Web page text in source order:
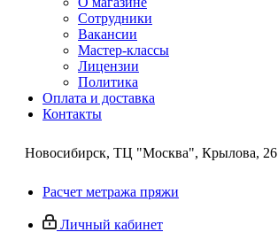
Сотрудники
Вакансии
Мастер-классы
Лицензии
Политика
Оплата и доставка
Контакты
Новосибирск, ТЦ "Москва", Крылова, 26
Расчет метража пряжи
Личный кабинет